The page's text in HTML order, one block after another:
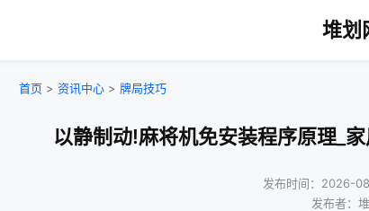
堆划
首页 > 资讯中心 > 牌局技巧
以静制动!麻将机免安装程序原理_
发布时间：2026-
发布者：